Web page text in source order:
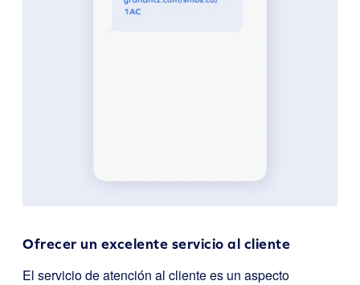
Ofrecer un excelente servicio al cliente
El servicio de atención al cliente es un aspecto